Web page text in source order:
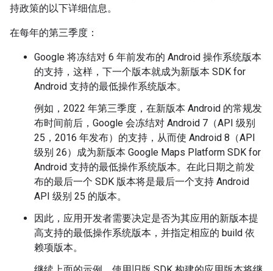
持政策的以下详细信息。
在每年的第三季度：
Google 将冻结对 6 年前发布的 Android 操作系统版本
的支持，这样，下一个版本就成为新版本 SDK for
Android 支持的最低操作系统版本。
例如，2022 年第三季度，在新版本 Android 的常规发
布时间前后，Google 会冻结对 Android 7（API 级别
25，2016 年发布）的支持，从而使 Android 8（API
级别 26）成为新版本 Google Maps Platform SDK for
Android 支持的最低操作系统版本。在此日期之前发
布的最后一个 SDK 版本将是最后一个支持 Android
API 级别 25 的版本。
因此，应用开发者需要决定是否为其应用的新版本提
高支持的最低操作系统版本，并指定相应的 build 依
赖项版本。